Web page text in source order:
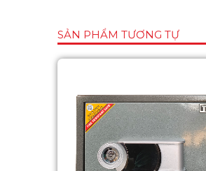
SẢN PHẨM TƯƠNG TỰ